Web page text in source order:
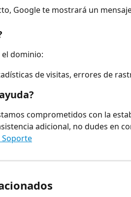
Google te mostrará un
dominio:
de visitas, errores de
comprometidos con la
adicional, no dudes en
Soporte